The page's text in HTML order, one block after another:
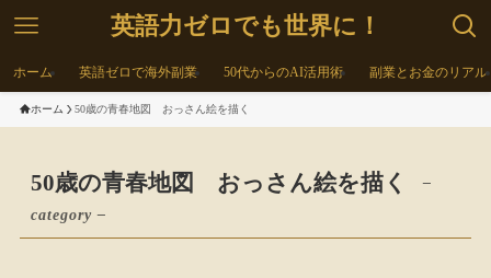
英語力ゼロでも世界に！
ホーム 英語ゼロで海外副業 50代からのAI活用術 副業とお金のリアル
ホーム 50歳の青春地図 おっさん絵を描く
50歳の青春地図 おっさん絵を描く
–
category –